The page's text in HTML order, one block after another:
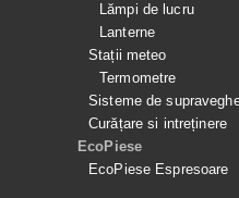
Lămpi de lucru
Lanterne
Stații meteo
Termometre
Sisteme de
Curățare si intreținere
EcoPiese
EcoPiese Espresoare